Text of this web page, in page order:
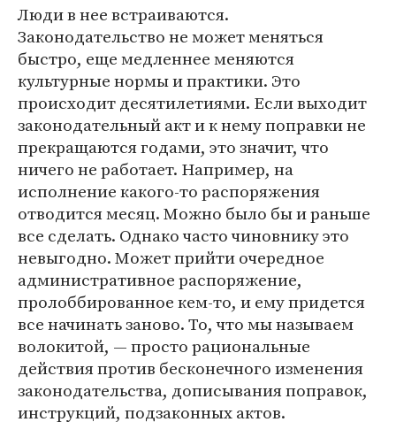
Люди в нее встраиваются.
Законодательство не может меняться
быстро, еще медленнее меняются
культурные нормы и практики. Это
происходит десятилетиями. Если выходит
законодательный акт и к нему поправки не
прекращаются годами, это значит, что
ничего не работает. Например, на
исполнение какого-то распоряжения
отводится месяц. Можно было бы и раньше
все сделать. Однако часто чиновнику это
невыгодно. Может прийти очередное
административное распоряжение,
пролоббированное кем-то, и ему придется
все начинать заново. То, что мы называем
волокитой, — просто рациональные
действия против бесконечного изменения
законодательства, дописывания поправок,
инструкций, подзаконных актов.